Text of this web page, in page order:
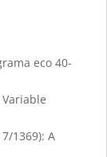
eco 40-
1369): A